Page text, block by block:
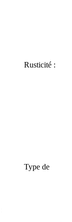
Rusticité :
Type de